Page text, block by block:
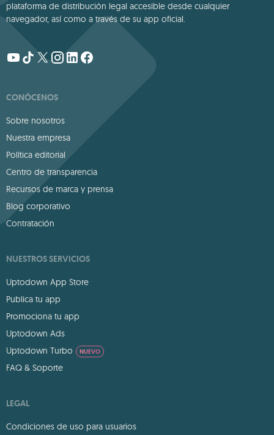
plataforma de distribución legal accesible desde cualquier
navegador, así como a través de su app oficial.
CONÓCENOS
Sobre nosotros
Nuestra empresa
Política editorial
Centro de transparencia
Recursos de marca y prensa
Blog corporativo
Contratación
NUESTROS SERVICIOS
Uptodown App Store
Publica tu app
Promociona tu app
Uptodown Ads
Uptodown Turbo
NUEVO
FAQ & Soporte
LEGAL
Condiciones de uso para usuarios